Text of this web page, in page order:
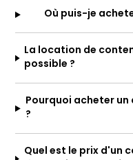
Où puis-je
La location de
possible ?
Pourquoi acheter un
?
Quel est le prix d'un